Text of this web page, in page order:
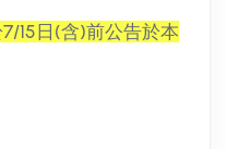
15日(含)前公告於本